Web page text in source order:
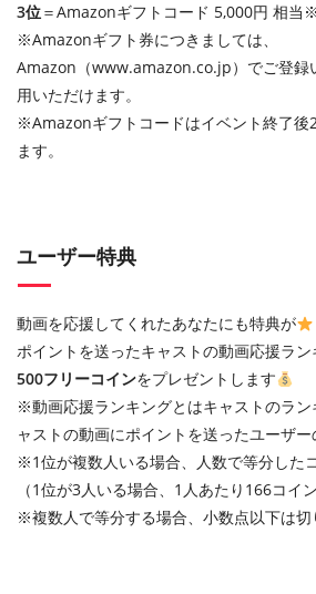
3位＝Amazonギフトコード 5,000円 相当
※Amazonギフト券につきましては、
Amazon（www.amazon.co.jp）でご登録
用いただけます。
※Amazonギフトコードはイベント終了後
ます。
ユーザー特典
動画を応援してくれたあなたにも特典が
ポイントを送ったキャストの動画応援ラ
500フリーコインをプレゼントします
※動画応援ランキングとはキャストのラ
ャストの動画にポイントを送ったユーザー
※1位が複数人いる場合、人数で等分した
（1位が3人いる場合、1人あたり166コイン
※複数人で等分する場合、小数点以下は切